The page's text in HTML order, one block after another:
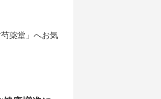
薬堂」へお気